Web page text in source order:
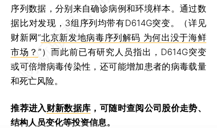
序列数据，分别来自确诊病例和环境样本。通过数
据比对发现，3组序列均带有D614G突变。（详见
财新网“北京新发地病毒序列解码 为何出没于海鲜
市场？”）而此前已有研究人员指出，D614G突变
或可倍增病毒传染性，还可能增加患者的病毒载量
和死亡风险。
推荐进入财新数据库 ，可随时查阅公司股价走势、
结构人员变化等投资信息。